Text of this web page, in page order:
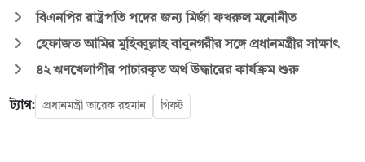
বিএনপির রাষ্ট্রপতি পদের জন্য মির্জা ফখরুল মনোনীত
হেফাজত আমির মুহিব্বুল্লাহ বাবুনগরীর সঙ্গে প্রধানমন্ত্রীর সাক্ষাৎ
৪২ ঋণখেলাপীর পাচারকৃত অর্থ উদ্ধারের কার্যক্রম শুরু
ট্যাগ: প্রধানমন্ত্রী তারেক রহমান গিফট